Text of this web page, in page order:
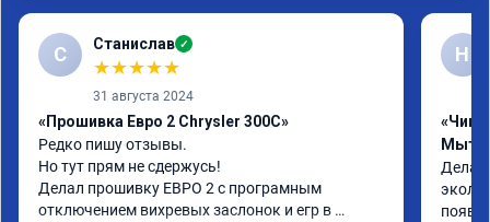
С Станислав ✓
★★★★★
31 августа 2024
«Прошивка Евро 2 Chrysler 300C»
Редко пишу отзывы.
Но тут прям не сдержусь!
Делал прошивку ЕВРО 2 с програмным
отключением вихревых заслонок и егр в
Н
«Чип
Делал